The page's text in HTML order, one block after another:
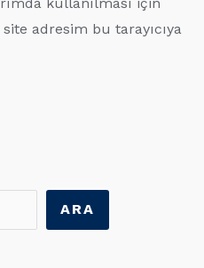
adresim bu tarayıcıya
ARA